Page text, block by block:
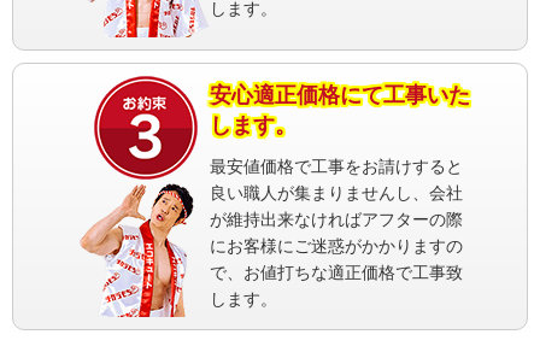
します。
安心適正価格にて工事いた
します。
最安値価格で工事をお請けすると
良い職人が集まりませんし、会社
が維持出来なければアフターの際
にお客様にご迷惑がかかりますの
で、お値打ちな適正価格で工事致
します。